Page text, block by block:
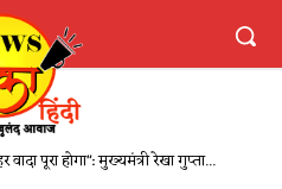
पूरा होगा": मुख्यमंत्री रेखा गुप्ता...